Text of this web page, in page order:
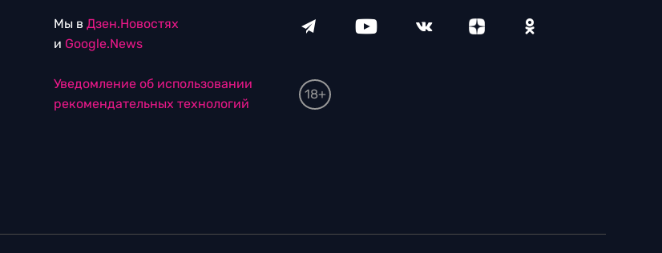
Мы в Дзен.Новостях
и Google.News
Уведомление об использовании
рекомендательных технологий
18+